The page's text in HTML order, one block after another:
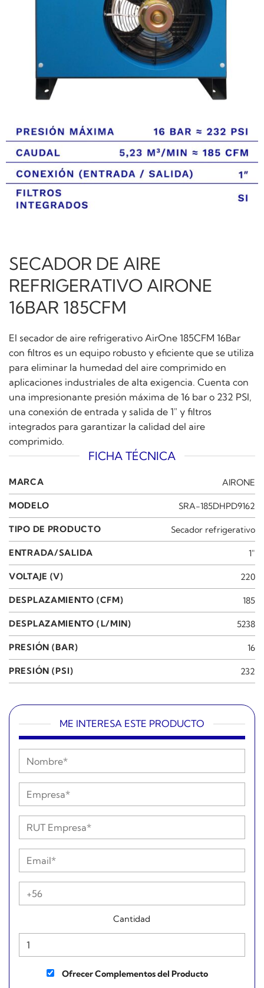
SECADOR DE AIRE
REFRIGERATIVO AIRONE
16BAR 185CFM
El secador de aire refrigerativo AirOne 185CFM 16Bar
con filtros es un equipo robusto y eficiente que se utiliza
para eliminar la humedad del aire comprimido en
aplicaciones industriales de alta exigencia. Cuenta con
una impresionante presión máxima de 16 bar o 232 PSI,
una conexión de entrada y salida de 1″ y filtros
integrados para garantizar la calidad del aire
comprimido.
FICHA TÉCNICA
MARCA AIRONE
MODELO SRA-185DHPD9162
TIPO DE PRODUCTO Secador refrigerativo
ENTRADA/SALIDA 1"
VOLTAJE (V) 220
DESPLAZAMIENTO (CFM) 185
DESPLAZAMIENTO (L/MIN) 5238
PRESIÓN (BAR) 16
PRESIÓN (PSI) 232
ME INTERESA ESTE PRODUCTO
Cantidad
Ofrecer Complementos del Producto